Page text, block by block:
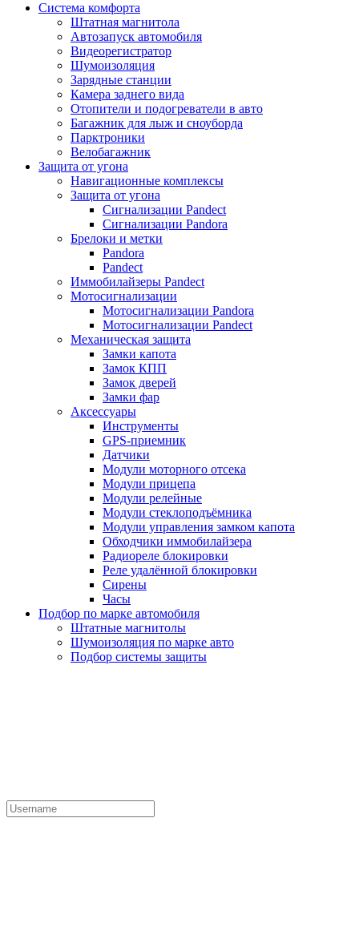
Система комфорта
Штатная магнитола
Автозапуск автомобиля
Видеорегистратор
Шумоизоляция
Зарядные станции
Камера заднего вида
Отопители и подогреватели в авто
Багажник для лыж и сноуборда
Парктроники
Велобагажник
Защита от угона
Навигационные комплексы
Защита от угона
Сигнализации Pandect
Сигнализации Pandora
Брелоки и метки
Pandora
Pandect
Иммобилайзеры Pandect
Мотосигнализации
Мотосигнализации Pandora
Мотосигнализации Pandect
Механическая защита
Замки капота
Замок КПП
Замок дверей
Замки фар
Аксессуары
Инструменты
GPS-приемник
Датчики
Модули моторного отсека
Модули прицепа
Модули релейные
Модули стеклоподъёмника
Модули управления замком капота
Обходчики иммобилайзера
Радиореле блокировки
Реле удалённой блокировки
Сирены
Часы
Подбор по марке автомобиля
Штатные магнитолы
Шумоизоляция по марке авто
Подбор системы защиты